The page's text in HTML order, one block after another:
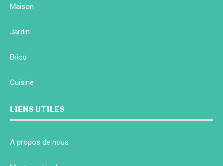
Maison
Jardin
Brico
Cuisine
LIENS UTILES
A propos de nous